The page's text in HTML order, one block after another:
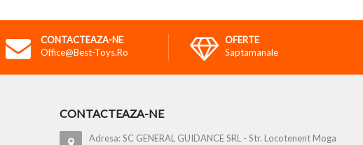
CONTACTEAZA-NE
Office@best-Toys.ro
OFERTE
Saptamanale
CONTACTEAZA-NE
Adresa: SC GENERAL GUIDANCE SRL - Str. Locotenent Moga